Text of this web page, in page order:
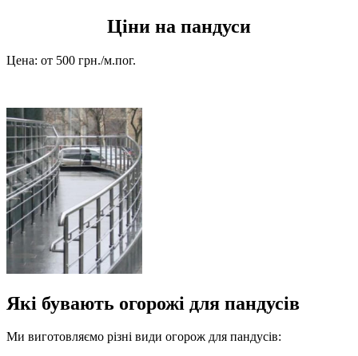
Ціни на пандуси
Цена: от 500 грн./м.пог.
Які бувають огорожі для пандусів
Ми виготовляємо різні види огорож для пандусів: